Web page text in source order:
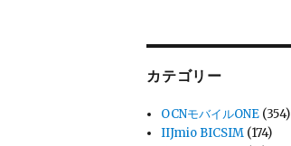
カテゴリー
OCNモバイルONE (354)
IIJmio BICSIM (174)